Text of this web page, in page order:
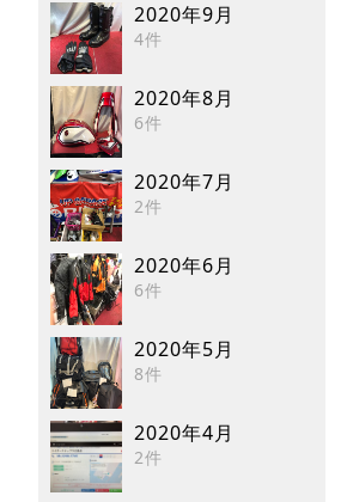
2020年9月
4件
2020年8月
6件
2020年7月
2件
2020年6月
6件
2020年5月
8件
2020年4月
2件